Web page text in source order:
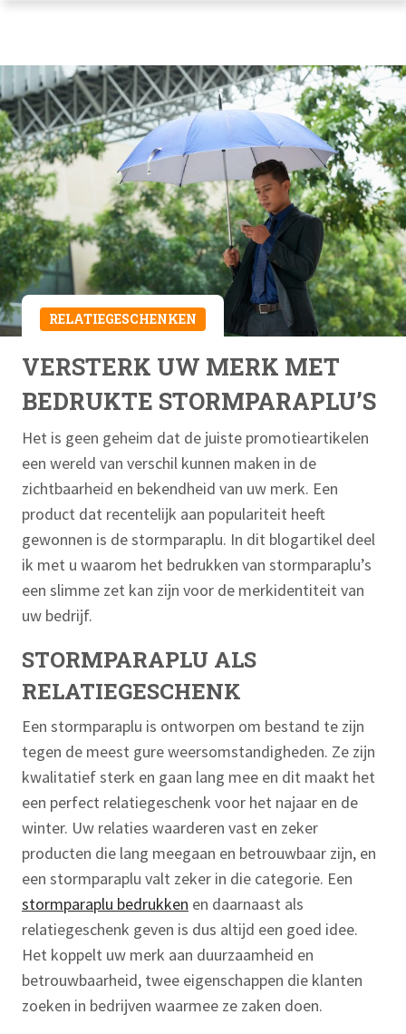
RELATIEGESCHENKEN
VERSTERK UW MERK MET
BEDRUKTE STORMPARAPLU’S
Het is geen geheim dat de juiste promotieartikelen
een wereld van verschil kunnen maken in de
zichtbaarheid en bekendheid van uw merk. Een
product dat recentelijk aan populariteit heeft
gewonnen is de stormparaplu. In dit blogartikel deel
ik met u waarom het bedrukken van stormparaplu’s
een slimme zet kan zijn voor de merkidentiteit van
uw bedrijf.
STORMPARAPLU ALS
RELATIEGESCHENK
Een stormparaplu is ontworpen om bestand te zijn
tegen de meest gure weersomstandigheden. Ze zijn
kwalitatief sterk en gaan lang mee en dit maakt het
een perfect relatiegeschenk voor het najaar en de
winter. Uw relaties waarderen vast en zeker
producten die lang meegaan en betrouwbaar zijn, en
een stormparaplu valt zeker in die categorie. Een
stormparaplu bedrukken en daarnaast als
relatiegeschenk geven is dus altijd een goed idee.
Het koppelt uw merk aan duurzaamheid en
betrouwbaarheid, twee eigenschappen die klanten
zoeken in bedrijven waarmee ze zaken doen.